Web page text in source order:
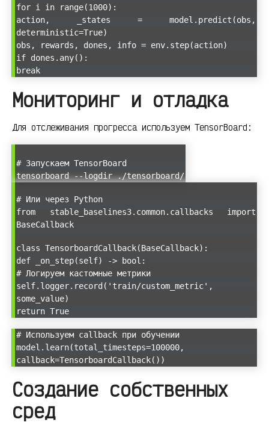
for i in range(1000):
action, _states = model.predict(obs,
deterministic=True)
obs, rewards, dones, info = env.step(action)
if dones.any():
break
Мониторинг и отладка
Для отслеживания прогресса используем TensorBoard:
# Запускаем TensorBoard
tensorboard --logdir ./tensorboard/
# Или через Python
from stable_baselines3.common.callbacks import
BaseCallback
class TensorboardCallback(BaseCallback):
def _on_step(self) -> bool:
# Логируем кастомные метрики
self.logger.record('train/custom_metric',
some_value)
return True
# Используем callback при обучении
model.learn(total_timesteps=100000,
callback=TensorboardCallback())
Создание собственных
сред